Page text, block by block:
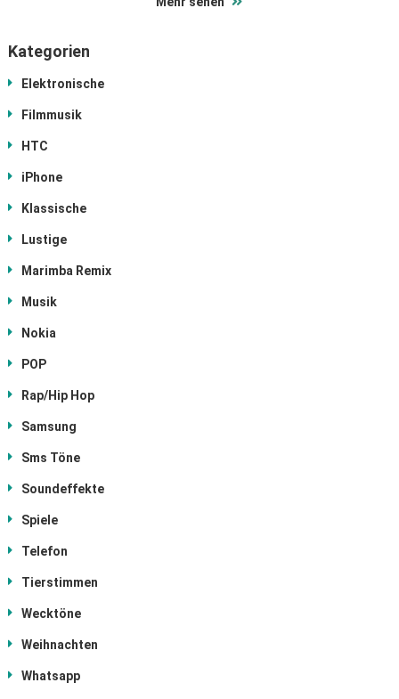
Kategorien
Elektronische
Filmmusik
HTC
iPhone
Klassische
Lustige
Marimba Remix
Musik
Nokia
POP
Rap/Hip Hop
Samsung
Sms Töne
Soundeffekte
Spiele
Telefon
Tierstimmen
Wecktöne
Weihnachten
Whatsapp